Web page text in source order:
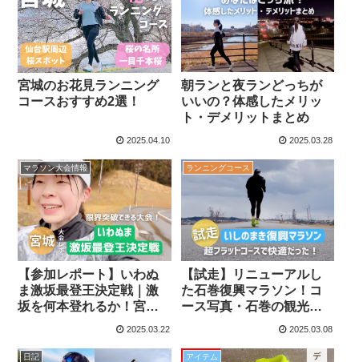
宮城のお花見ランニング
コースおすすめ2選！
2025.04.10
朝ランと夜ランどっちが
いいの？体感したメリッ
ト・デメリットまとめ
2025.03.28
マラソン大会情報
【参加レポート】いわぬ
ま激坂最登王決定戦｜激
坂を何本登れるか！宮城
2025.03.22
ランニングコース
【試走】リニューアルし
た石巻復興マラソン！コ
ース写真・石巻の観光ス
ポット・グルメ情報まと
2025.03.08
日記 アイテム